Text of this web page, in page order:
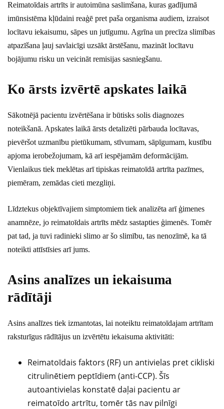
Reimatoīdais artrīts ir autoimūna saslimšana, kuras gadījumā
imūnsistēma kļūdaini reaģē pret paša organisma audiem, izraisot
locītavu iekaisumu, sāpes un jutīgumu. Agrīna un precīza slimības
atpazīšana ļauj savlaicīgi uzsākt ārstēšanu, mazināt locītavu
bojājumu risku un veicināt remisijas sasniegšanu.
Ko ārsts izvērtē apskates laikā
Sākotnējā pacientu izvērtēšana ir būtisks solis diagnozes
noteikšanā. Apskates laikā ārsts detalizēti pārbauda locītavas,
pievēršot uzmanību pietūkumam, stīvumam, sāpīgumam, kustību
apjoma ierobežojumam, kā arī iespējamām deformācijām.
Vienlaikus tiek meklētas arī tipiskas reimatoīdā artrīta pazīmes,
piemēram, zemādas cieti mezgliņi.
Līdztekus objektīvajiem simptomiem tiek analizēta arī ģimenes
anamnēze, jo reimatoīdais artrīts mēdz sastapties ģimenēs. Tomēr
pat tad, ja tuvi radinieki slimo ar šo slimību, tas nenozīmē, ka tā
noteikti attīstīsies arī jums.
Asins analīzes un iekaisuma
rādītāji
Asins analīzes tiek izmantotas, lai noteiktu reimatoīdajam artrītam
raksturīgus rādītājus un izvērtētu iekaisuma aktivitāti:
Reimatoīdais faktors (RF) un antivielas pret cikliski
citrulinētiem peptīdiem (anti-CCP). Šīs
autoantivielas konstatē daļai pacientu ar
reimatoīdo artrītu, tomēr tās nav pilnīgi